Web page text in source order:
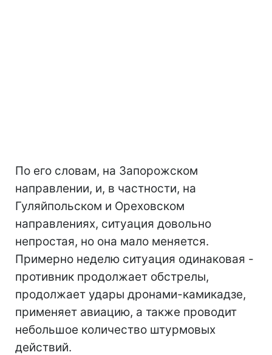
По его словам, на Запорожском
направлении, и, в частности, на
Гуляйпольском и Ореховском
направлениях, ситуация довольно
непростая, но она мало меняется.
Примерно неделю ситуация одинаковая -
противник продолжает обстрелы,
продолжает удары дронами-камикадзе,
применяет авиацию, а также проводит
небольшое количество штурмовых
действий.